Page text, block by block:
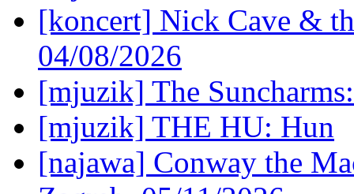
[koncert] Nick Cave &
04/08/2026
[mjuzik] The
[mjuzik] THE HU: Hun
[najawa] Conway the